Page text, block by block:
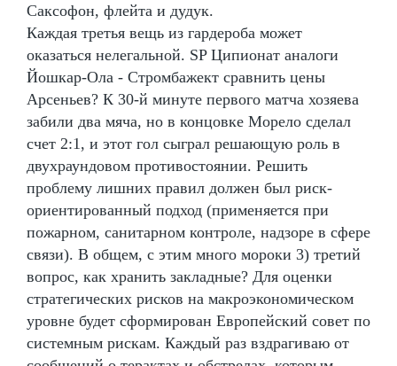
Саксофон, флейта и дудук.
Каждая третья вещь из гардероба может
оказаться нелегальной. SP Ципионат аналоги
Йошкар-Ола - Стромбажект сравнить цены
Арсеньев? К 30-й минуте первого матча хозяева
забили два мяча, но в концовке Морело сделал
счет 2:1, и этот гол сыграл решающую роль в
двухраундовом противостоянии. Решить
проблему лишних правил должен был риск-
ориентированный подход (применяется при
пожарном, санитарном контроле, надзоре в сфере
связи). В общем, с этим много мороки 3) третий
вопрос, как хранить закладные? Для оценки
стратегических рисков на макроэкономическом
уровне будет сформирован Европейский совет по
системным рискам. Каждый раз вздрагиваю от